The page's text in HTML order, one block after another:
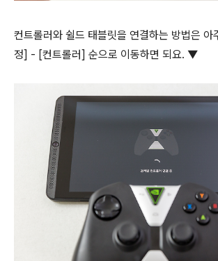
컨트롤러와 쉴드 태블릿을 연결하는 방법은 아
정] - [컨트롤러] 순으로 이동하면 되요. ▼